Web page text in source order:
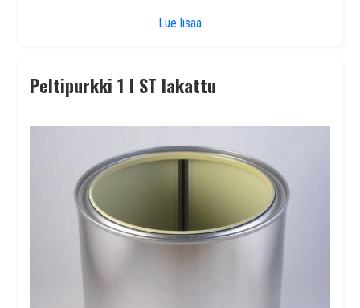
Lue lisääPeltipurkki 1 l UN
Peltipurkki 1 l ST lakattu